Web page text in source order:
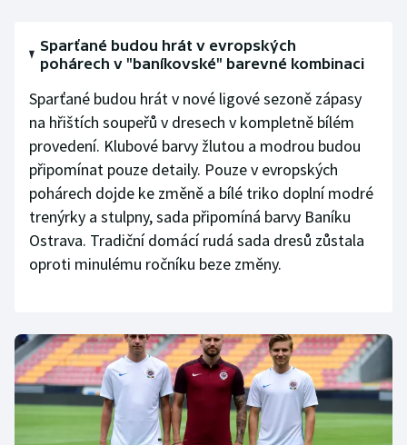
Stolní tenis
Triatlon
Veslování
Vodní slalom
Volejbal
Ostatní
Sparťané budou hrát v evropských
pohárech v "baníkovské" barevné kombinaci
Sparťané budou hrát v nové ligové sezoně zápasy
na hřištích soupeřů v dresech v kompletně bílém
provedení. Klubové barvy žlutou a modrou budou
připomínat pouze detaily. Pouze v evropských
pohárech dojde ke změně a bílé triko doplní modré
trenýrky a stulpny, sada připomíná barvy Baníku
Ostrava. Tradiční domácí rudá sada dresů zůstala
oproti minulému ročníku beze změny.